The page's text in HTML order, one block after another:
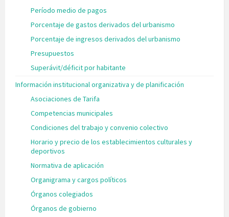
Período medio de pagos
Porcentaje de gastos derivados del urbanismo
Porcentaje de ingresos derivados del urbanismo
Presupuestos
Superávit/déficit por habitante
Información institucional organizativa y de planificación
Asociaciones de Tarifa
Competencias municipales
Condiciones del trabajo y convenio colectivo
Horario y precio de los establecimientos culturales y
deportivos
Normativa de aplicación
Organigrama y cargos políticos
Órganos colegiados
Órganos de gobierno